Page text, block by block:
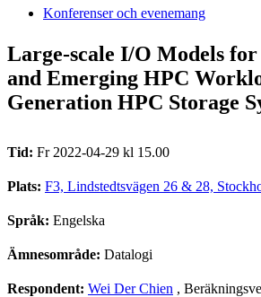
Konferenser och evenemang
Large-scale I/O Models
and Emerging HPC
Generation HPC Storage
Tid: Fr 2022-04-29 kl 15.00
Plats: F3, Lindstedtsvägen 26 & 28,
Språk: Engelska
Ämnesområde: Datalogi
Respondent: Wei Der Chien ,